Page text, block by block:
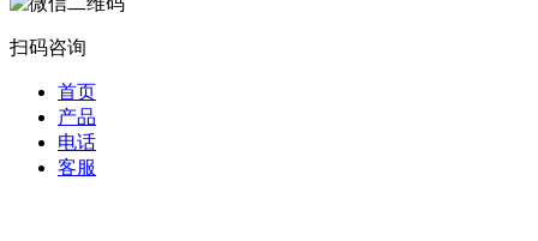
扫码咨询
首页
产品
电话
客服